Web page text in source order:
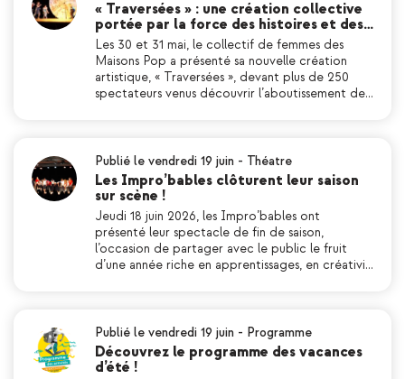
« Traversées » : une création collective
portée par la force des histoires et des…
Les 30 et 31 mai, le collectif de femmes des
Maisons Pop a présenté sa nouvelle création
artistique, « Traversées », devant plus de 250
spectateurs venus découvrir l’aboutissement de…
Publié le vendredi 19 juin - Théatre
Les Impro’bables clôturent leur saison
sur scène !
Jeudi 18 juin 2026, les Impro’bables ont
présenté leur spectacle de fin de saison,
l’occasion de partager avec le public le fruit
d’une année riche en apprentissages, en créativi…
Publié le vendredi 19 juin - Programme
Découvrez le programme des vacances
d’été !